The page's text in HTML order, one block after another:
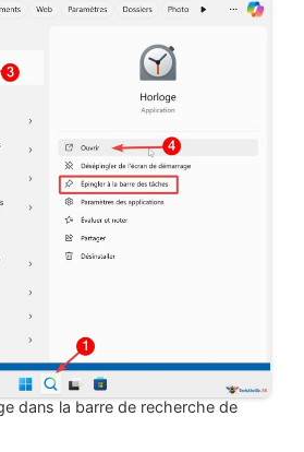
dans la barre de recherche de